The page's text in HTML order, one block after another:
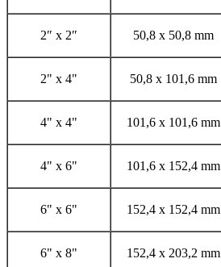
2″ x 2″ 50,8 x 50,8 mm
2" x 4" 50,8 x 101,6 mm
4" x 4" 101,6 x 101,6 mm
4" x 6" 101,6 x 152,4 mm
6" x 6" 152,4 x 152,4 mm
6" x 8" 152,4 x 203,2 mm